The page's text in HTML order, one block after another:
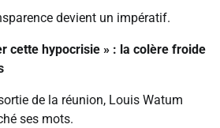
devient un impératif.
cette hypocrisie » : la colère froide
de la réunion, Louis Watum
ses mots.